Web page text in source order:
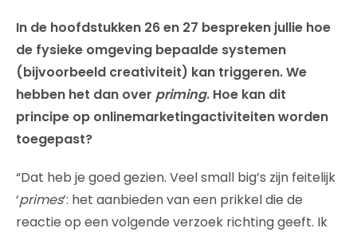
In de hoofdstukken 26 en 27 bespreken jullie hoe
de fysieke omgeving bepaalde systemen
(bijvoorbeeld creativiteit) kan triggeren. We
hebben het dan over priming. Hoe kan dit
principe op onlinemarketingactiviteiten worden
toegepast?
“Dat heb je goed gezien. Veel small big’s zijn feitelijk
‘primes’: het aanbieden van een prikkel die de
reactie op een volgende verzoek richting geeft. Ik